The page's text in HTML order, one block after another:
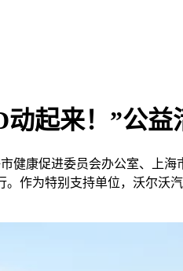
起来！”公
健康促进委员会办公室、上
作为特别支持单位，沃尔